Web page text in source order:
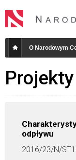
O Narodowym
odpływu
2016/23/N/